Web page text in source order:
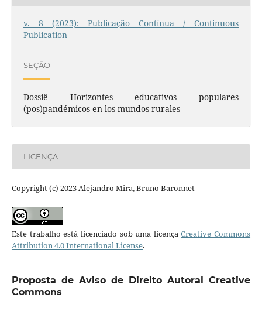
v. 8 (2023): Publicação Contínua / Continuous
Publication
SEÇÃO
Dossiê Horizontes educativos populares
(pos)pandémicos en los mundos rurales
LICENÇA
Copyright (c) 2023 Alejandro Mira, Bruno Baronnet
Este trabalho está licenciado sob uma licençaCreative Commons
Attribution 4.0 International License.
Proposta de Aviso de Direito Autoral Creative
Commons